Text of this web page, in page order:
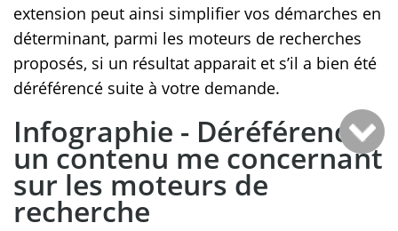
extension peut ainsi simplifier vos démarches en
déterminant, parmi les moteurs de recherches
proposés, si un résultat apparait et s’il a bien été
déréférencé suite à votre demande.
Infographie - Déréférencer
un contenu me concernant
sur les moteurs de
recherche